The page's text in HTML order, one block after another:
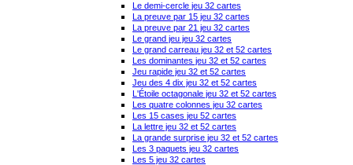
Le demi-cercle jeu 32 cartes
La preuve par 15 jeu 32 cartes
La preuve par 21 jeu 32 cartes
Le grand jeu jeu 32 cartes
Le grand carreau jeu 32 et 52 cartes
Les dominantes jeu 32 et 52 cartes
Jeu rapide jeu 32 et 52 cartes
Jeu des 4 dix jeu 32 et 52 cartes
L'Étoile octagonale jeu 32 et 52 cartes
Les quatre colonnes jeu 32 cartes
Les 15 cases jeu 52 cartes
La lettre jeu 32 et 52 cartes
La grande surprise jeu 32 et 52 cartes
Les 3 paquets jeu 32 cartes
Les 5 jeu 32 cartes